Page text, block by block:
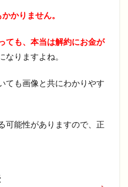
かりません。
ても、本当は解約にお金が
なりますよね。
ても画像と共にわかりやす
可能性がありますので、正